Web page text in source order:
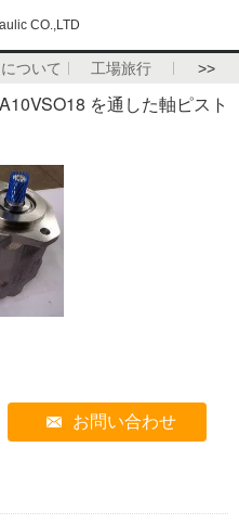
CO.,LTD
ついて 工場旅行 >>
を通した軸ピスト
お問い合わせ